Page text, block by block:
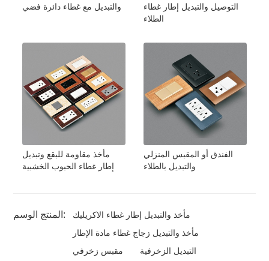
والتبديل مع غطاء دائرة فضي
التوصيل والتبديل إطار غطاء
الطلاء
مأخذ مقاومة للبقع وتبديل
إطار غطاء الحبوب الخشبية
الفندق أو المقبس المنزلي
والتبديل بالطلاء
المنتج الوسم:
مأخذ والتبديل إطار غطاء الاكريليك
مأخذ والتبديل زجاج غطاء مادة الإطار
مقبس زخرفي
التبديل الزخرفية